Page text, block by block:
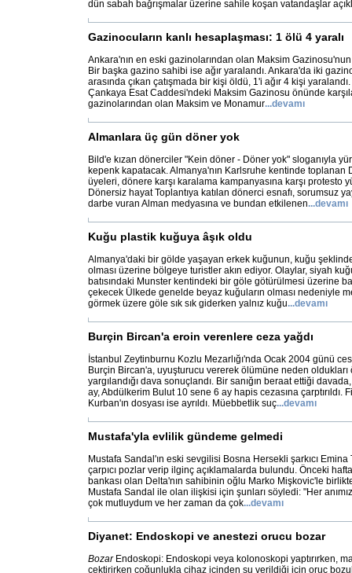
dün sabah bağrışmalar üzerine sahile koşan vatandaşlar
Gazinocuların kanlı hesaplaşması: 1 ölü 4 yaralı
Ankara'nın en eski gazinolarından olan Maksim
Bir başka gazino sahibi ise ağır yaralandı. Ankara'da iki
arasında çıkan çatışmada bir kişi öldü, 1'i ağır 4 kişi
Çankaya Esat Caddesi'ndeki Maksim Gazinosu önünde
gazinolarından olan Maksim ve Monamur...devamı
Almanlara üç gün döner yok
Bild'e kızan dönerciler "Kein döner - Döner yok" sloganıyla
kepenk kapatacak. Almanya'nın Karlsruhe kentinde toplanan
üyeleri, dönere karşı karalama kampanyasına karşı protesto
Dönersiz hayat Toplantıya katılan dönerci esnafı, sorumsuz
darbe vuran Alman medyasına ve bundan etkilenen...devamı
Kuğu plastik kuğuya âşık oldu
Almanya'daki bir gölde yaşayan erkek kuğunun, kuğu
olması üzerine bölgeye turistler akın ediyor. Olaylar, siyah
batısındaki Munster kentindeki bir göle götürülmesi üzerine
çekecek Ülkede genelde beyaz kuğuların olması nedeniyle
görmek üzere göle sık sık giderken yalnız kuğu...devamı
Burçin Bircan'a eroin verenlere ceza yağdı
İstanbul Zeytinburnu Kozlu Mezarlığı'nda Ocak 2004 günü
Burçin Bircan'a, uyuşturucu vererek ölümüne neden oldukları
yargılandığı dava sonuçlandı. Bir sanığın beraat ettiği
ay, Abdülkerim Bulut 10 sene 6 ay hapis cezasına çarptırıldı.
Kurban'ın dosyası ise ayrıldı. Müebbetlik suç...devamı
Mustafa'yla evlilik gündeme gelmedi
Mustafa Sandal'ın eski sevgilisi Bosna Hersekli şarkıcı
çarpıcı pozlar verip ilginç açıklamalarda bulundu. Önceki
bankası olan Delta'nın sahibinin oğlu Marko Mişkovic'le
Mustafa Sandal ile olan ilişkisi için şunları söyledi: "Her
çok mutluydum ve her zaman da çok...devamı
Diyanet: Endoskopi ve anestezi orucu bozar
BozarEndoskopi: Endoskopi veya kolonoskopi yaptırırken,
çektirirken çoğunlukla cihaz içinden su verildiği için oruç